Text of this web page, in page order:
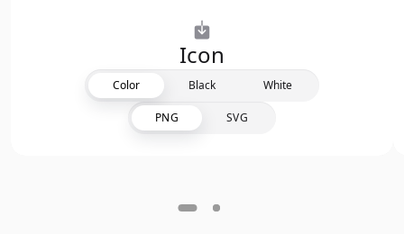
Icon
Color Black White
PNG SVG